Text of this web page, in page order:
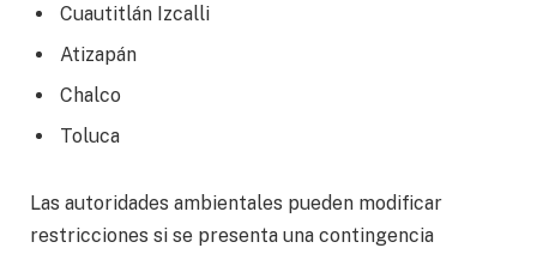
Cuautitlán Izcalli
Atizapán
Chalco
Toluca
Las autoridades ambientales pueden modificar
restricciones si se presenta una contingencia